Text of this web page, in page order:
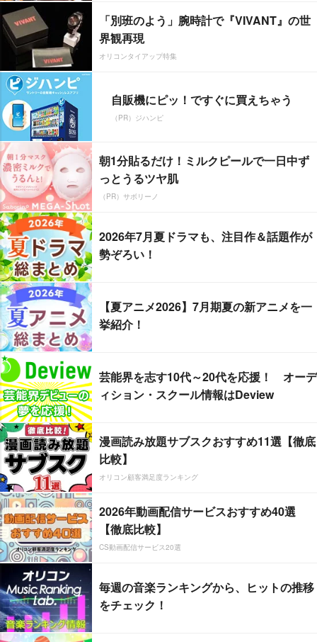
「別班のよう」腕時計で『VIVANT』の世
界観再現
オリコンタイアップ特集
自販機にピッ！ですぐに買えちゃう
（PR）ジハンピ
朝1分貼るだけ！ミルクピールで一日中ず
っとうるツヤ肌
（PR）サボリーノ
2026年7月夏ドラマも、注目作＆話題作が
勢ぞろい！
【夏アニメ2026】7月期夏の新アニメを一
挙紹介！
芸能界を志す10代～20代を応援！ オーデ
ィション・スクール情報はDeview
漫画読み放題サブスクおすすめ11選【徹底
比較】
オリコン顧客満足度ランキング
2026年動画配信サービスおすすめ40選
【徹底比較】
CS動画配信サービス20選
毎週の音楽ランキングから、ヒットの推移
をチェック！